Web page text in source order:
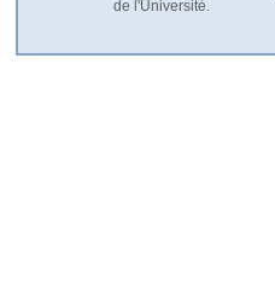
de l'Université.